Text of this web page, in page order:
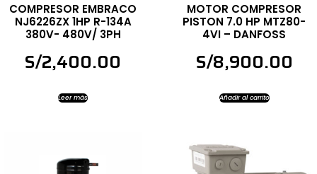
COMPRESOR EMBRACO
NJ6226ZX 1HP R-134A
380V- 480V/ 3PH
S/2,400.00
Leer más
MOTOR COMPRESOR
PISTON 7.0 HP MTZ80-
4VI – DANFOSS
S/8,900.00
Añadir al carrito